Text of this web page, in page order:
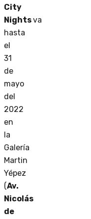
City
Nightsva
hasta
el
31
de
mayo
del
2022
en
la
Galería
Martin
Yépez
(Av.
Nicolás
de